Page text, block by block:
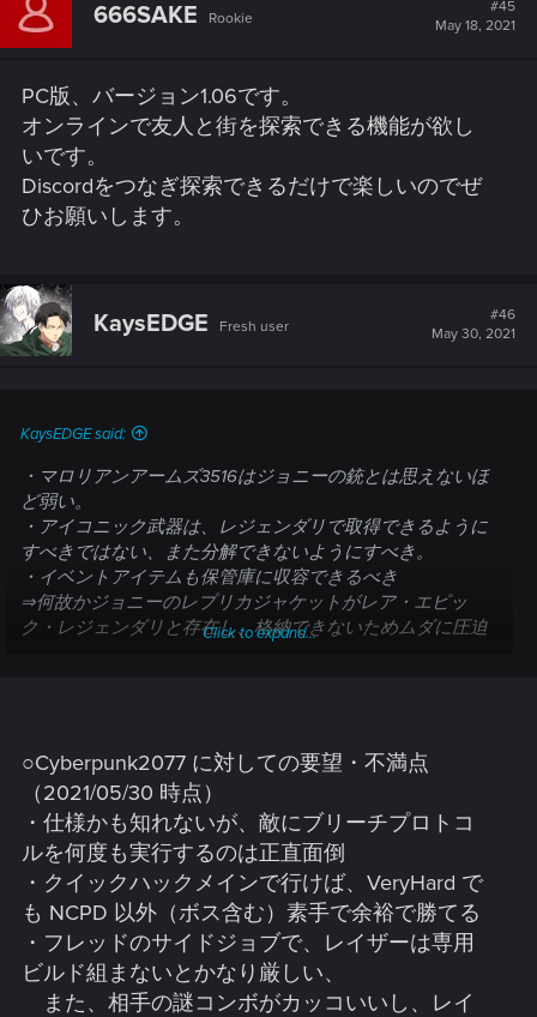
666SAKE Rookie
#45
May 18, 2021
PC版、バージョン1.06です。
オンラインで友人と街を探索できる機能が欲し
いです。
Discordをつなぎ探索できるだけで楽しいのでぜ
ひお願いします。
KaysEDGE Fresh user
#46
May 30, 2021
KaysEDGE said:
・マロリアンアームズ3516はジョニーの銃とは思えないほ
ど弱い。
・アイコニック武器は、レジェンダリで取得できるように
すべきではない、また分解できないようにすべき。
・イベントアイテムも保管庫に収容できるべき
⇒何故かジョニーのレプリカジャケットがレア・エピッ
ク・レジェンダリと存在し、格納できないためムダに圧迫
ロットを別扱いにすべき、
スロット付与用のアンダーウェア的なものはレア度があ
ってスロットがある、服装は好きなモノを着れるという感
じ
・マンティスブレードのトドメ演出がムダ
・バイク等で人や車が多いところを走っていると高確率で
落ちる
同様に、ファストトラベルでも落ちる事が多い
・選択肢が出ているのに、思ったように選択できない場合
が多い（動画でないと説明しづらい）
・コントローラーの制御がおかしい（接続が切断される、
Click to expand...
○Cyberpunk2077 に対しての要望・不満点
（2021/05/30 時点）
・仕様かも知れないが、敵にブリーチプロトコ
ルを何度も実行するのは正直面倒
・クイックハックメインで行けば、VeryHard で
も NCPD 以外（ボス含む）素手で余裕で勝てる
・フレッドのサイドジョブで、レイザーは専用
ビルド組まないとかなり厳しい、
また、相手の謎コンボがカッコいいし、レイ